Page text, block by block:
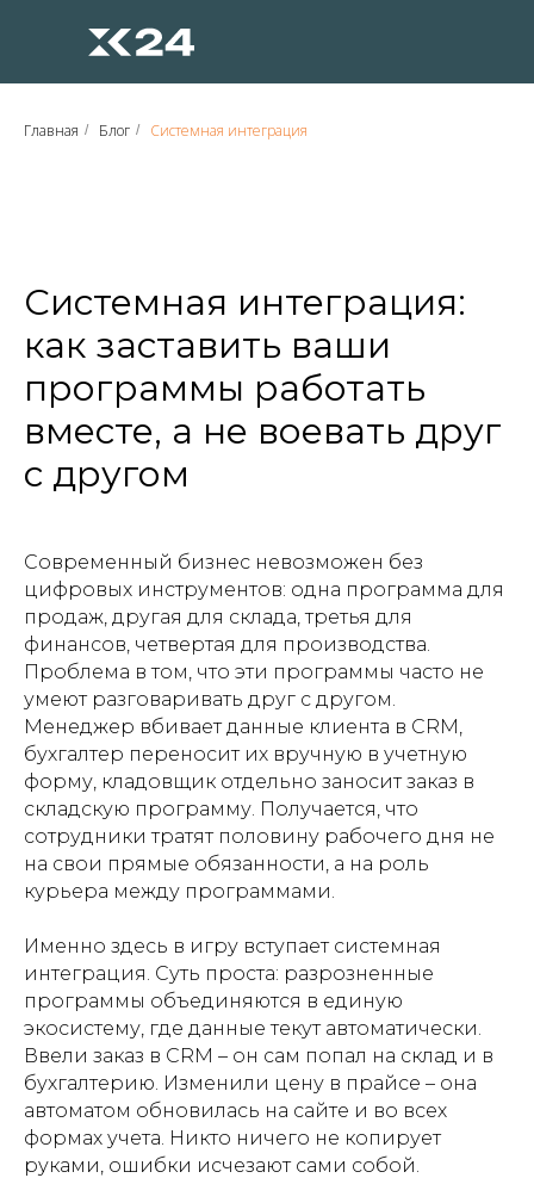
Главная / Блог / Системная интеграция
Системная интеграция:
как заставить ваши
программы работать
вместе, а не воевать друг
с другом
Современный бизнес невозможен без
цифровых инструментов: одна программа для
продаж, другая для склада, третья для
финансов, четвертая для производства.
Проблема в том, что эти программы часто не
умеют разговаривать друг с другом.
Менеджер вбивает данные клиента в CRM,
бухгалтер переносит их вручную в учетную
форму, кладовщик отдельно заносит заказ в
складскую программу. Получается, что
сотрудники тратят половину рабочего дня не
на свои прямые обязанности, а на роль
курьера между программами.
Именно здесь в игру вступает системная
интеграция. Суть проста: разрозненные
программы объединяются в единую
экосистему, где данные текут автоматически.
Ввели заказ в CRM – он сам попал на склад и в
бухгалтерию. Изменили цену в прайсе – она
автоматом обновилась на сайте и во всех
формах учета. Никто ничего не копирует
руками, ошибки исчезают сами собой.